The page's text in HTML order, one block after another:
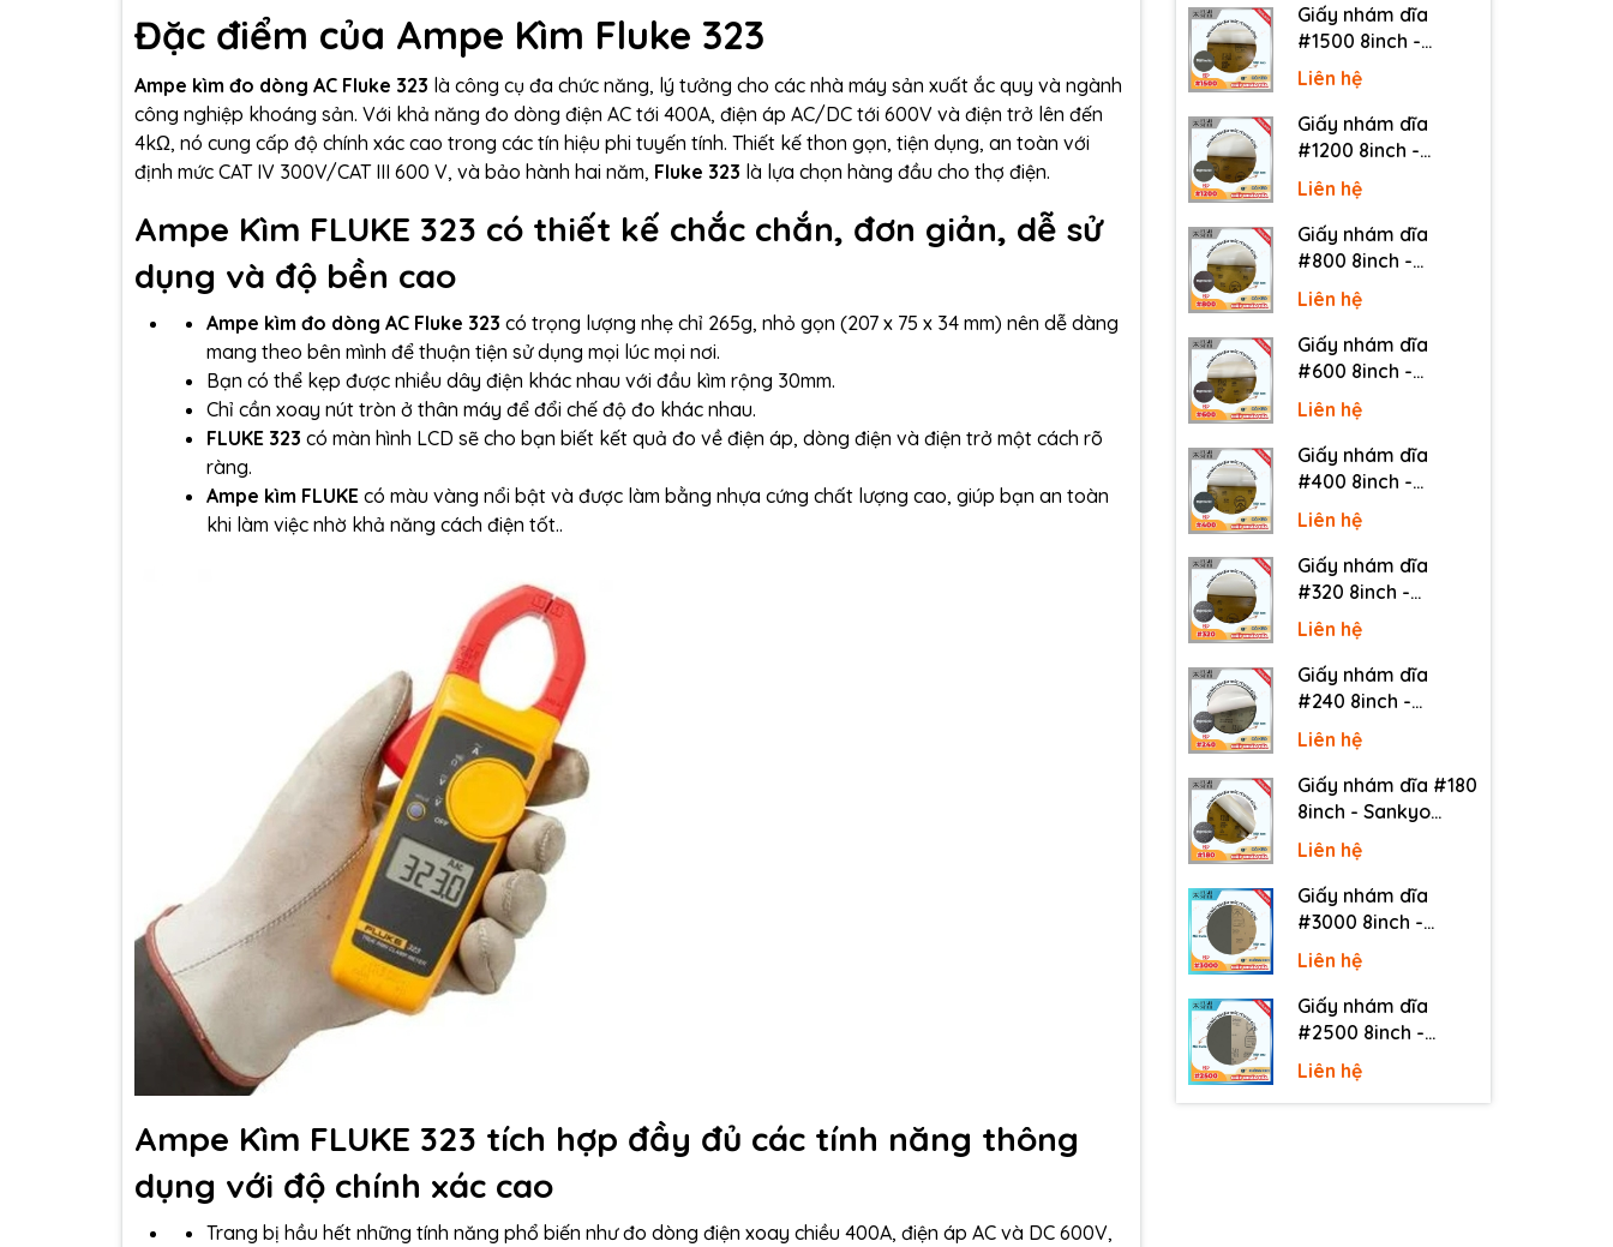
Đặc điểm của Ampe Kìm Fluke 323
Ampe kìm đo dòng AC Fluke 323 là công cụ đa chức năng, lý tưởng cho các nhà máy sản xuất ắc quy và ngành
công nghiệp khoáng sản. Với khả năng đo dòng điện AC tới 400A, điện áp AC/DC tới 600V và điện trở lên đến
4kΩ, nó cung cấp độ chính xác cao trong các tín hiệu phi tuyến tính. Thiết kế thon gọn, tiện dụng, an toàn với
định mức CAT IV 300V/CAT III 600 V, và bảo hành hai năm, Fluke 323 là lựa chọn hàng đầu cho thợ điện.
Ampe Kìm FLUKE 323 có thiết kế chắc chắn, đơn giản, dễ sử
dụng và độ bền cao
Ampe kìm đo dòng AC Fluke 323 có trọng lượng nhẹ chỉ 265g, nhỏ gọn (207 x 75 x 34 mm) nên dễ dàng
mang theo bên mình để thuận tiện sử dụng mọi lúc mọi nơi.
Bạn có thể kẹp được nhiều dây điện khác nhau với đầu kìm rộng 30mm.
Chỉ cần xoay nút tròn ở thân máy để đổi chế độ đo khác nhau.
FLUKE 323 có màn hình LCD sẽ cho bạn biết kết quả đo về điện áp, dòng điện và điện trở một cách rõ
ràng.
Ampe kìm FLUKE có màu vàng nổi bật và được làm bằng nhựa cứng chất lượng cao, giúp bạn an toàn
khi làm việc nhờ khả năng cách điện tốt..
Ampe Kìm FLUKE 323 tích hợp đầy đủ các tính năng thông
dụng với độ chính xác cao
Trang bị hầu hết những tính năng phổ biến như đo dòng điện xoay chiều 400A, điện áp AC và DC 600V,
Giấy nhám dĩa
#1500 8inch -
Sankyo (Nhật) - Có
keo (PSA)
Liên hệ
Giấy nhám dĩa
#1200 8inch -
Sankyo (Nhật) - Có
keo (PSA)
Liên hệ
Giấy nhám dĩa
#800 8inch -
Sankyo (Nhật) - Có
keo (PSA)
Liên hệ
Giấy nhám dĩa
#600 8inch -
Sankyo (Nhật) - Có
keo (PSA)
Liên hệ
Giấy nhám dĩa
#400 8inch -
Sankyo (Nhật) - Có
keo (PSA)
Liên hệ
Giấy nhám dĩa
#320 8inch -
Sankyo (Nhật) - Có
keo (PSA)
Liên hệ
Giấy nhám dĩa
#240 8inch -
Sankyo (Nhật) - Có
keo (PSA)
Liên hệ
Giấy nhám dĩa #180
8inch - Sankyo
(Nhật) - Có keo
(PSA)
Liên hệ
Giấy nhám dĩa
#3000 8inch -
Sankyo (Nhật) -
Không keo
Liên hệ
Giấy nhám dĩa
#2500 8inch -
Sankyo (Nhật) -
Không keo
Liên hệ